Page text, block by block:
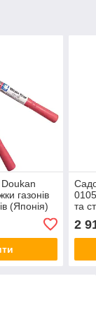
Doukan
газонів
(Японія)
та
2